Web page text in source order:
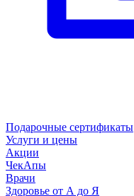
Подарочные сертификаты
Услуги и цены
Акции
ЧекАпы
Врачи
Здоровье от А до Я